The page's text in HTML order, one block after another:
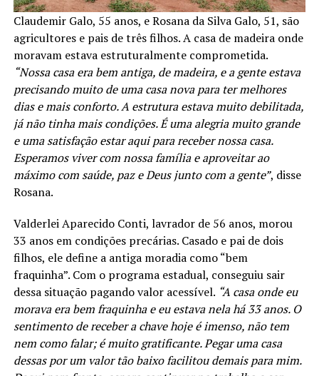
Claudemir Galo, 55 anos, e Rosana da Silva Galo, 51, são
agricultores e pais de três filhos. A casa de madeira onde
moravam estava estruturalmente comprometida.
“Nossa casa era bem antiga, de madeira, e a gente estava
precisando muito de uma casa nova para ter melhores
dias e mais conforto. A estrutura estava muito debilitada,
já não tinha mais condições. É uma alegria muito grande
e uma satisfação estar aqui para receber nossa casa.
Esperamos viver com nossa família e aproveitar ao
máximo com saúde, paz e Deus junto com a gente”, disse
Rosana.
Valderlei Aparecido Conti, lavrador de 56 anos, morou
33 anos em condições precárias. Casado e pai de dois
filhos, ele define a antiga moradia como “bem
fraquinha”. Com o programa estadual, conseguiu sair
dessa situação pagando valor acessível. “A casa onde eu
morava era bem fraquinha e eu estava nela há 33 anos. O
sentimento de receber a chave hoje é imenso, não tem
nem como falar; é muito gratificante. Pegar uma casa
dessas por um valor tão baixo facilitou demais para mim.